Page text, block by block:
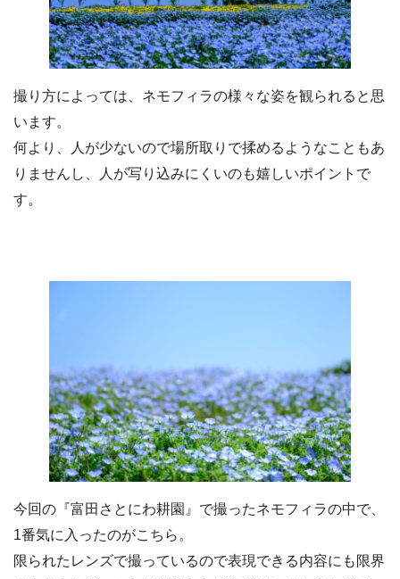
撮り方によっては、ネモフィラの様々な姿を観られると思
います。
何より、人が少ないので場所取りで揉めるようなこともあ
りませんし、人が写り込みにくいのも嬉しいポイントで
す。
今回の『富田さとにわ耕園』で撮ったネモフィラの中で、
1番気に入ったのがこちら。
限られたレンズで撮っているので表現できる内容にも限界